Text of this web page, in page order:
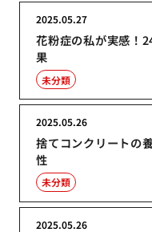
花粉症の私が実感！
果
2025.05.27
未分類
捨てコンクリートの
性
2025.05.26
未分類
2025.05.26